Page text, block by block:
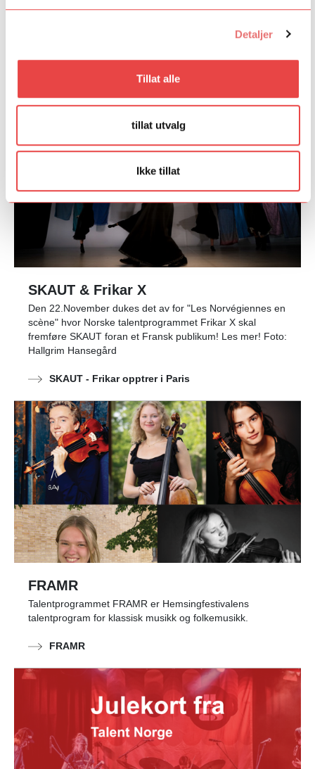
Detaljer
Tillat alle
tillat utvalg
Ikke tillat
Hedmark
kunstnere få muligheten til å utvikle seg mot en
13 millioner til unge kunstnere i Hedmark
SKAUT & Frikar X
Den 22.November dukes det av for "Les Norvégiennes en
scène" hvor Norske talentprogrammet Frikar X skal
fremføre SKAUT foran et Fransk publikum! Les mer! Foto:
Hallgrim Hansegård
SKAUT - Frikar opptrer i Paris
FRAMR
Talentprogrammet FRAMR er Hemsingfestivalens
talentprogram for klassisk musikk og folkemusikk.
FRAMR